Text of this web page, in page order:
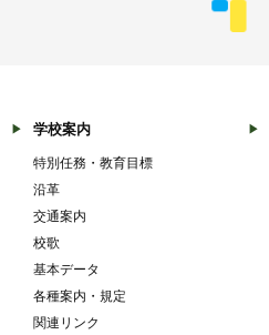
学校案内
特別任務・教育目標
沿革
交通案内
校歌
基本データ
各種案内・規定
関連リンク